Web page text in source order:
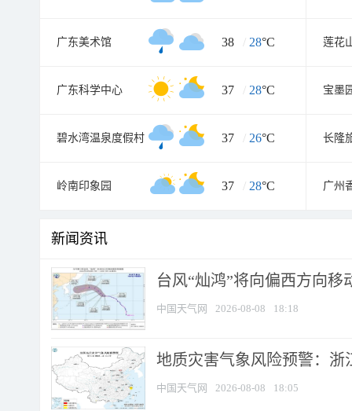
广东美术馆 38 / 28°C 莲花
广东科学中心 37 / 28°C 宝墨
碧水湾温泉度假村 37 / 26°C 长隆
岭南印象园 37 / 28°C
新闻资讯
台风“灿鸿”将向偏西方向移
中国天气网 2026-08-08 18:18
地质灾害气象风险预警：
中国天气网 2026-08-08 18:05